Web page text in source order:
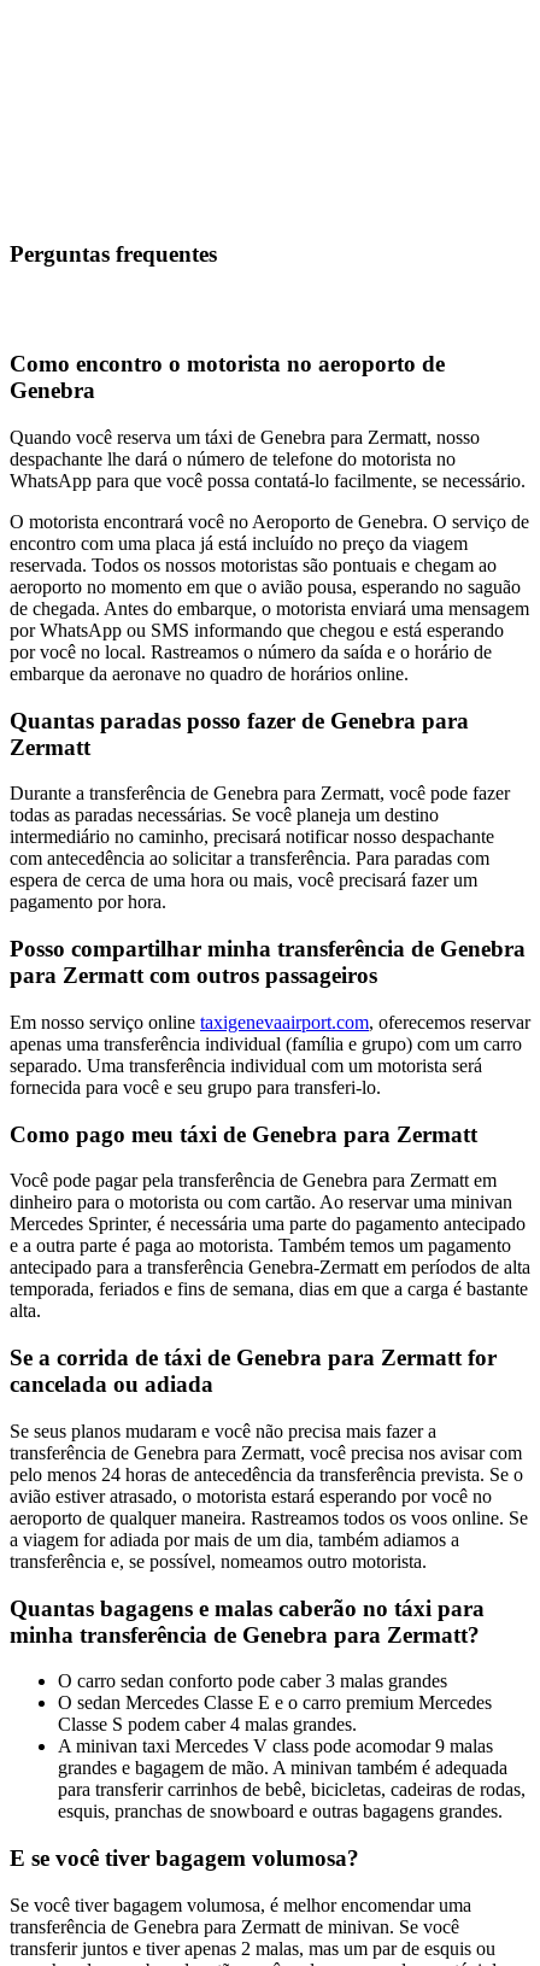
Perguntas frequentes
Como encontro o motorista no aeroporto de
Genebra
Quando você reserva um táxi de Genebra para Zermatt, nosso
despachante lhe dará o número de telefone do motorista no
WhatsApp para que você possa contatá-lo facilmente, se necessário.
O motorista encontrará você no Aeroporto de Genebra. O serviço de
encontro com uma placa já está incluído no preço da viagem
reservada. Todos os nossos motoristas são pontuais e chegam ao
aeroporto no momento em que o avião pousa, esperando no saguão
de chegada. Antes do embarque, o motorista enviará uma mensagem
por WhatsApp ou SMS informando que chegou e está esperando
por você no local. Rastreamos o número da saída e o horário de
embarque da aeronave no quadro de horários online.
Quantas paradas posso fazer de Genebra para
Zermatt
Durante a transferência de Genebra para Zermatt, você pode fazer
todas as paradas necessárias. Se você planeja um destino
intermediário no caminho, precisará notificar nosso despachante
com antecedência ao solicitar a transferência. Para paradas com
espera de cerca de uma hora ou mais, você precisará fazer um
pagamento por hora.
Posso compartilhar minha transferência de Genebra
para Zermatt com outros passageiros
Em nosso serviço online taxigenevaairport.com, oferecemos reservar
apenas uma transferência individual (família e grupo) com um carro
separado. Uma transferência individual com um motorista será
fornecida para você e seu grupo para transferi-lo.
Como pago meu táxi de Genebra para Zermatt
Você pode pagar pela transferência de Genebra para Zermatt em
dinheiro para o motorista ou com cartão. Ao reservar uma minivan
Mercedes Sprinter, é necessária uma parte do pagamento antecipado
e a outra parte é paga ao motorista. Também temos um pagamento
antecipado para a transferência Genebra-Zermatt em períodos de alta
temporada, feriados e fins de semana, dias em que a carga é bastante
alta.
Se a corrida de táxi de Genebra para Zermatt for
cancelada ou adiada
Se seus planos mudaram e você não precisa mais fazer a
transferência de Genebra para Zermatt, você precisa nos avisar com
pelo menos 24 horas de antecedência da transferência prevista. Se o
avião estiver atrasado, o motorista estará esperando por você no
aeroporto de qualquer maneira. Rastreamos todos os voos online. Se
a viagem for adiada por mais de um dia, também adiamos a
transferência e, se possível, nomeamos outro motorista.
Quantas bagagens e malas caberão no táxi para
minha transferência de Genebra para Zermatt?
O carro sedan conforto pode caber 3 malas grandes
O sedan Mercedes Classe E e o carro premium Mercedes
Classe S podem caber 4 malas grandes.
A minivan taxi Mercedes V class pode acomodar 9 malas
grandes e bagagem de mão. A minivan também é adequada
para transferir carrinhos de bebê, bicicletas, cadeiras de rodas,
esquis, pranchas de snowboard e outras bagagens grandes.
E se você tiver bagagem volumosa?
Se você tiver bagagem volumosa, é melhor encomendar uma
transferência de Genebra para Zermatt de minivan. Se você
transferir juntos e tiver apenas 2 malas, mas um par de esquis ou